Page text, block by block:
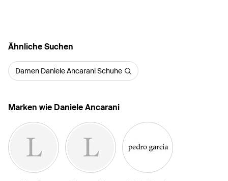
Ähnliche Suchen
Damen Daniele Ancarani Schuhe
Marken wie Daniele Ancarani